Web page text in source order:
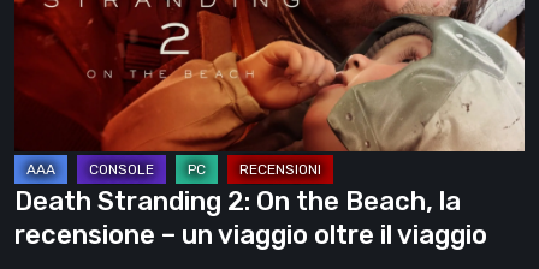
the
Beach,
recensione
–
un
viaggio
oltre
Death Stranding 2: On the Beach, la
recensione – un viaggio oltre il viaggio